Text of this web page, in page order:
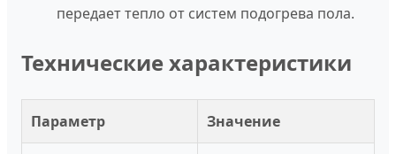
передает тепло от систем подогрева пола.
Технические характеристики
Параметр Значение